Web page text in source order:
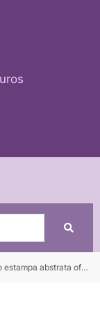
abstrata off A.BRAND – 36